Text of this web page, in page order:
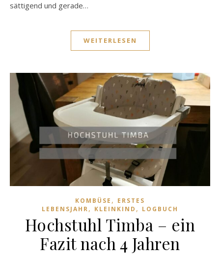
sättigend und gerade…
WEITERLESEN
KOMBÜSE , ERSTES
LEBENSJAHR, KLEINKIND , LOGBUCH
Hochstuhl Timba – ein
Fazit nach 4 Jahren